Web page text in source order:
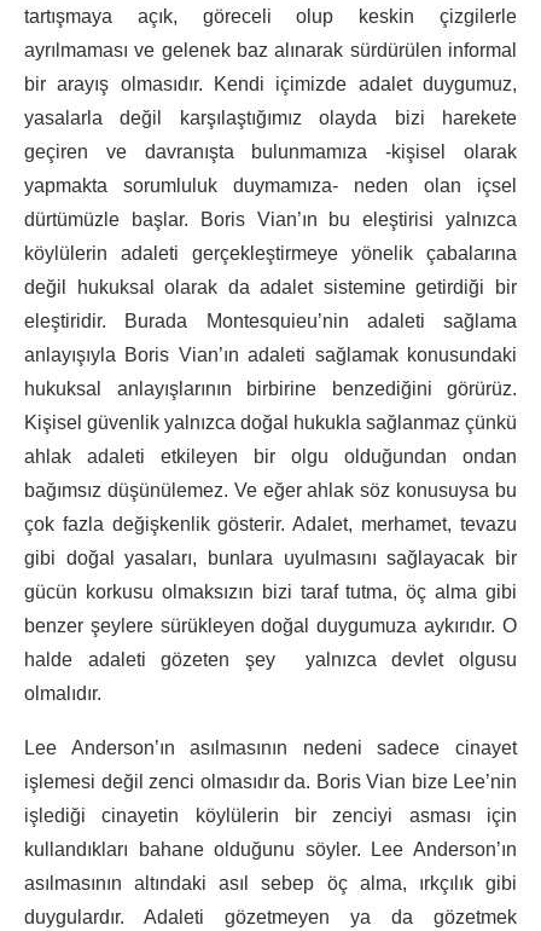
tartışmaya açık, göreceli olup keskin çizgilerle
ayrılmaması ve gelenek baz alınarak sürdürülen informal
bir arayış olmasıdır. Kendi içimizde adalet duygumuz,
yasalarla değil karşılaştığımız olayda bizi harekete
geçiren ve davranışta bulunmamıza -kişisel olarak
yapmakta sorumluluk duymamıza- neden olan içsel
dürtümüzle başlar. Boris Vian’ın bu eleştirisi yalnızca
köylülerin adaleti gerçekleştirmeye yönelik çabalarına
değil hukuksal olarak da adalet sistemine getirdiği bir
eleştiridir. Burada Montesquieu’nin adaleti sağlama
anlayışıyla Boris Vian’ın adaleti sağlamak konusundaki
hukuksal anlayışlarının birbirine benzediğini görürüz.
Kişisel güvenlik yalnızca doğal hukukla sağlanmaz çünkü
ahlak adaleti etkileyen bir olgu olduğundan ondan
bağımsız düşünülemez. Ve eğer ahlak söz konusuysa bu
çok fazla değişkenlik gösterir. Adalet, merhamet, tevazu
gibi doğal yasaları, bunlara uyulmasını sağlayacak bir
gücün korkusu olmaksızın bizi taraf tutma, öç alma gibi
benzer şeylere sürükleyen doğal duygumuza aykırıdır. O
halde adaleti gözeten şey yalnızca devlet olgusu
olmalıdır.
Lee Anderson’ın asılmasının nedeni sadece cinayet
işlemesi değil zenci olmasıdır da. Boris Vian bize Lee’nin
işlediği cinayetin köylülerin bir zenciyi asması için
kullandıkları bahane olduğunu söyler. Lee Anderson’ın
asılmasının altındaki asıl sebep öç alma, ırkçılık gibi
duygulardır. Adaleti gözetmeyen ya da gözetmek